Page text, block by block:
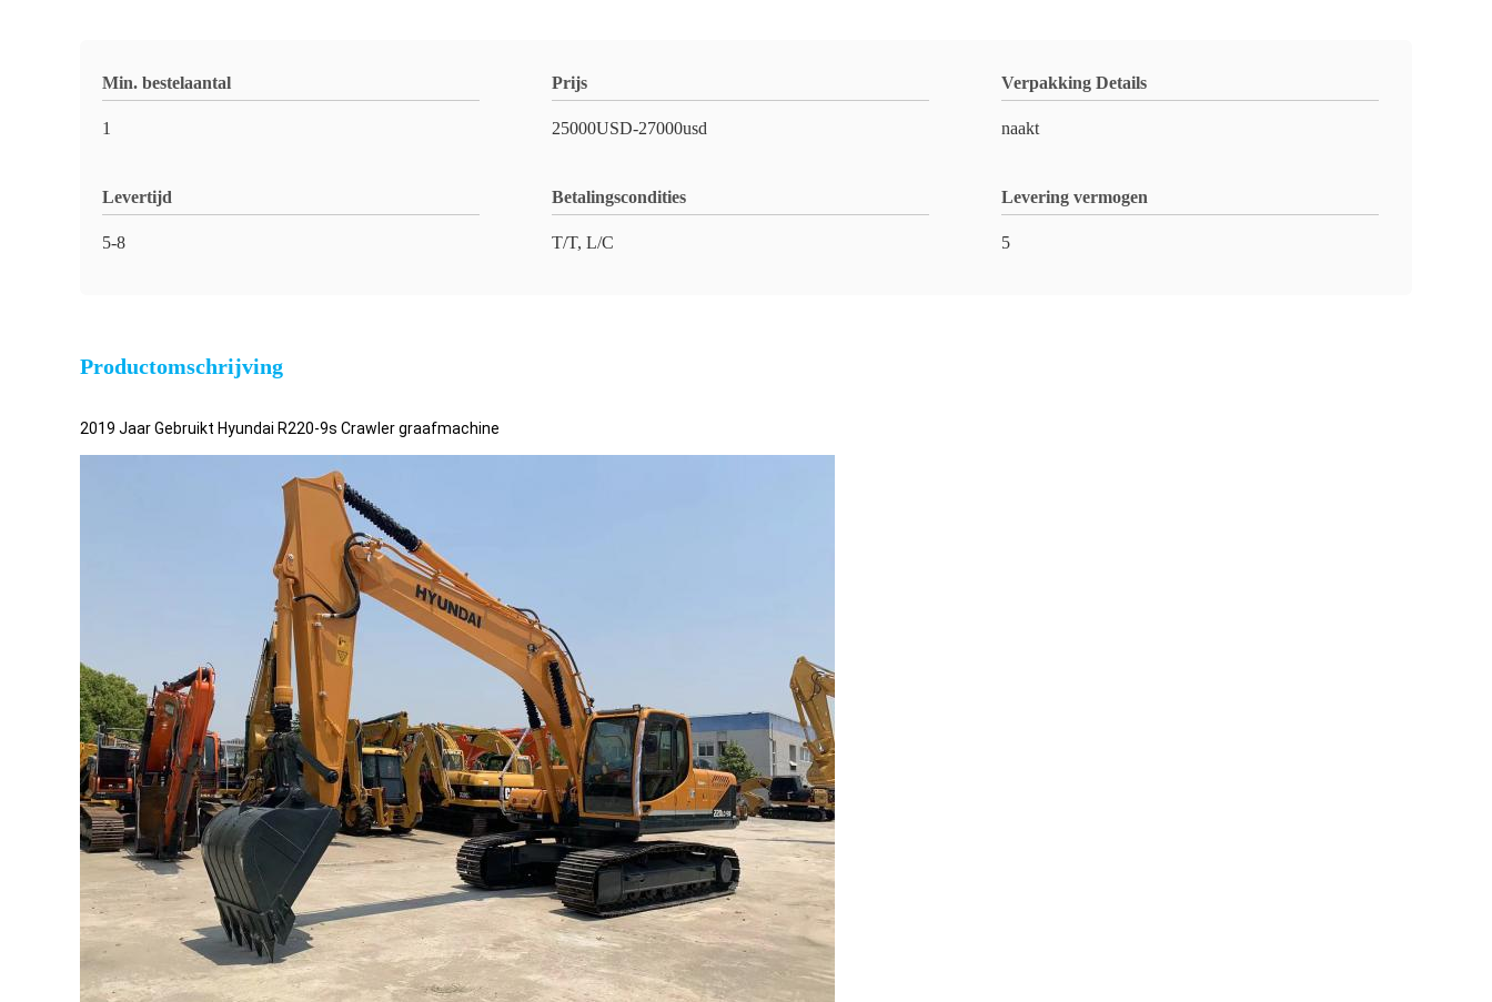
Min. bestelaantal
1
Prijs
25000USD-27000usd
Verpakking Details
naakt
Levertijd
5-8
Betalingscondities
T/T, L/C
Levering vermogen
5
Productomschrijving
2019 Jaar Gebruikt Hyundai R220-9s Crawler graafmachine